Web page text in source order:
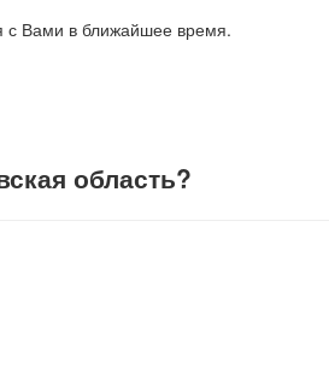
с Вами в ближайшее время.
область?